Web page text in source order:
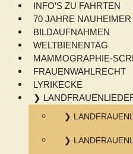
INFO’S ZU FAHRTEN
70 JAHRE
BILDAUFNAHMEN
WELTBIENENTAG
MAMMOGRAPHIE-
FRAUENWAHLRECHT
LYRIKECKE
❯
❯
❯